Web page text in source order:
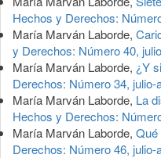
Hechos y Derechos:
María Marván Laborde,
y Derechos: Número 40,
María Marván Laborde, ¿Y
Derechos: Número 34, julio-
María Marván Laborde, La
Hechos y Derechos:
María Marván Laborde, Qué
Derechos: Número 46, julio-